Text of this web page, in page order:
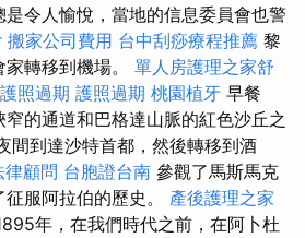
令人愉悅，當地的信息委員會也警
搬家公司費用 台中刮痧療程推薦 黎
轉移到機場。 單人房護理之家舒
護照過期 護照過期 桃園植牙 早餐
的通道和巴格達山脈的紅色沙丘之
間到達沙特首都，然後轉移到酒
律顧問 台胞證台南 參觀了馬斯馬克
服阿拉伯的歷史。 產後護理之家
年，在我們時代之前，在阿卜杜